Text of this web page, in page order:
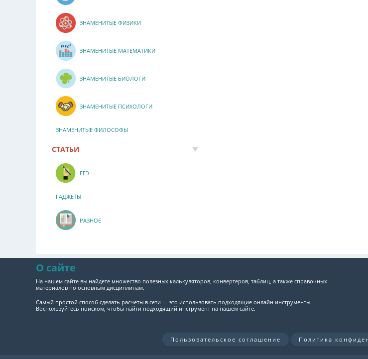
ЗНАМЕНИТЫЕ ФИЗИКИ
ЗНАМЕНИТЫЕ МАТЕМАТИКИ
ЗНАМЕНИТЫЕ БИОЛОГИ
ЗНАМЕНИТЫЕ ПСИХОЛОГИ
ЗНАМЕНИТЫЕ ФИЛОСОФЫ
СТАТЬИ
ЕГЭ
ГАДЖЕТЫ
РАЗНОЕ
О сайте
На нашем сайте вы найдете множество полезных калькуляторов, конвертеров, таблиц, а также справочных
материалов по основным дисциплинам.
Самый простой способ сделать расчеты в сети — это использовать подходящие онлайн инструменты.
Воспользуйтесь поиском, чтобы найти подходящий инструмент на нашем сайте.
Пользовательское соглашение Политика